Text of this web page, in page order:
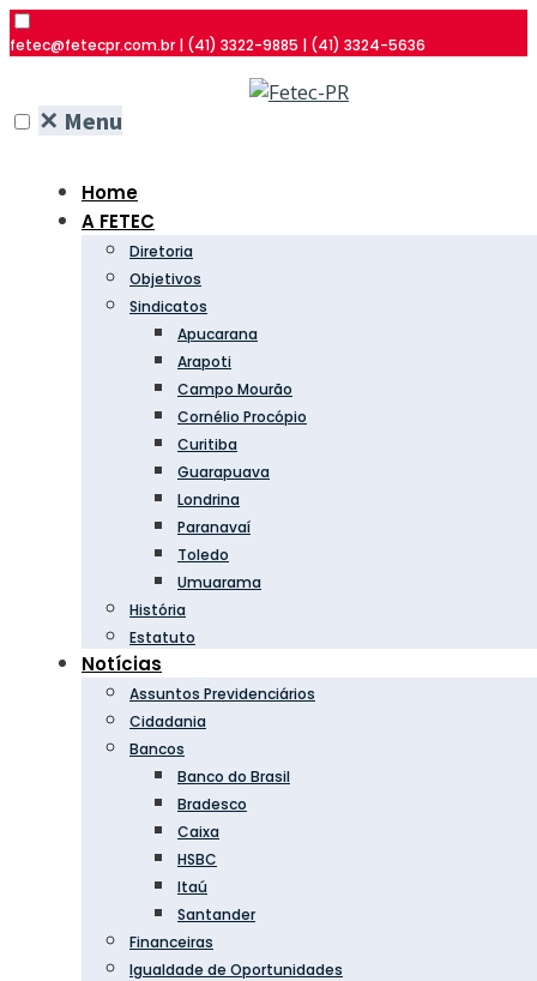
fetec@fetecpr.com.br | (41) 3322-9885 | (41) 3324-5636
✕ Menu
Home
A FETEC
Diretoria
Objetivos
Sindicatos
Apucarana
Arapoti
Campo Mourão
Cornélio Procópio
Curitiba
Guarapuava
Londrina
Paranavaí
Toledo
Umuarama
História
Estatuto
Notícias
Assuntos Previdenciários
Cidadania
Bancos
Banco do Brasil
Bradesco
Caixa
HSBC
Itaú
Santander
Financeiras
Igualdade de Oportunidades